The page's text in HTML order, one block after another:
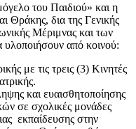
του Παιδιού» και η
Θράκης, δια της Γενικής
Μέριμνας και των
από κοινού:
με τις τρεις (3) Κινητές
και ευαισθητοποίησης
σε σχολικές μονάδες
εκπαίδευσης στην